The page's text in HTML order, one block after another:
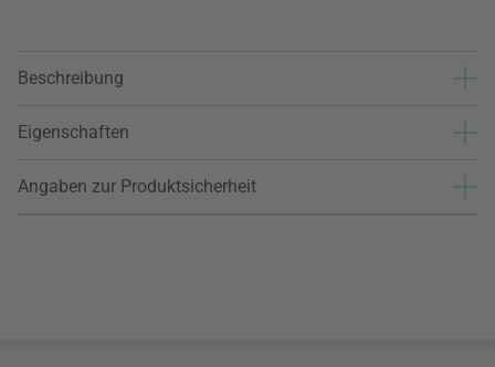
Beschreibung
Eigenschaften
Angaben zur Produktsicherheit